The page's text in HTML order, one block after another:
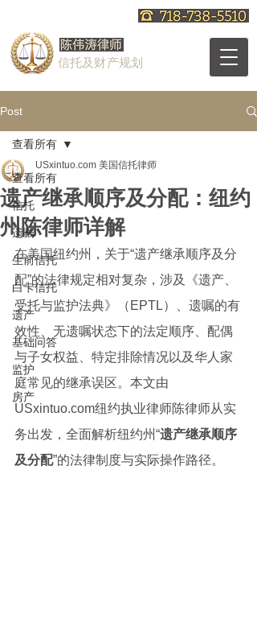
信托及财产规划
Post
查看所有
信托
遗嘱
生前信托
白卡信托
遗产
基础问答
监护
房产
查看所有
遗产继承顺序及分配：纽约
州陈律师详解
USxintuo.com 美国信托律师
在美国纽约州，关于“遗产继承顺序及分
配”的法律规定相对复杂，涉及《遗产、
受托与监护法典》（EPTL）、遗嘱的有
效性、无遗嘱状态下的法定顺序、配偶
与子女权益、特定排除情况以及华人家
庭常见的继承误区。本文由
USxintuo.com纽约执业律师陈律师从实
务出发，全面解析纽约州“遗产继承顺序
及分配”的法律制度与实际操作路径。